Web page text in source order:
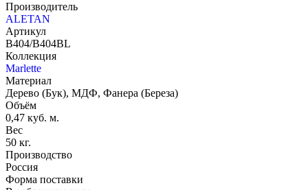
Производитель
ALETAN
Артикул
В404/В404BL
Коллекция
Marlette
Материал
Дерево (Бук), МДФ, Фанера (Береза)
Объём
0,47 куб. м.
Вес
50 кг.
Производство
Россия
Форма поставки